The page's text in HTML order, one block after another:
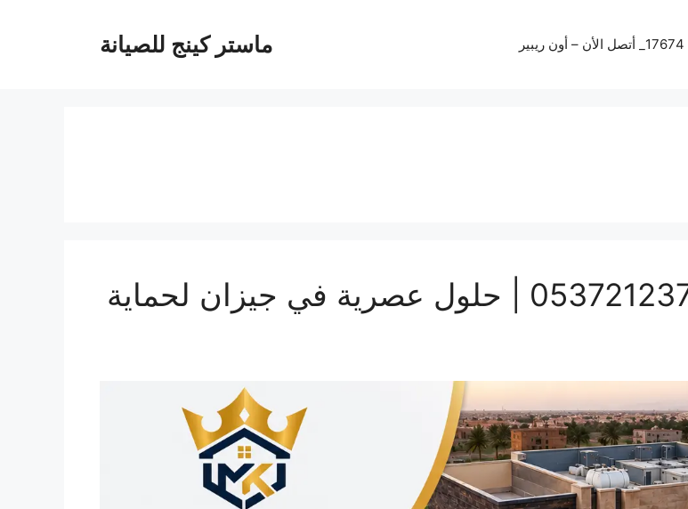
ماستر كينج للصيانة
تركيب سواتر ومظلات بجازان 0537212379 | حلول عصرية في جيزان لحماية